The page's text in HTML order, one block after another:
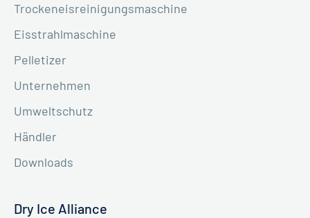
Trockeneisreinigungsmaschine
Eisstrahlmaschine
Pelletizer
Unternehmen
Umweltschutz
Händler
Downloads
Dry Ice Alliance